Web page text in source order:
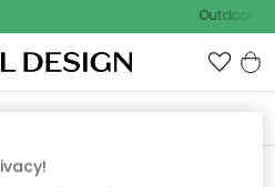
Outdoor